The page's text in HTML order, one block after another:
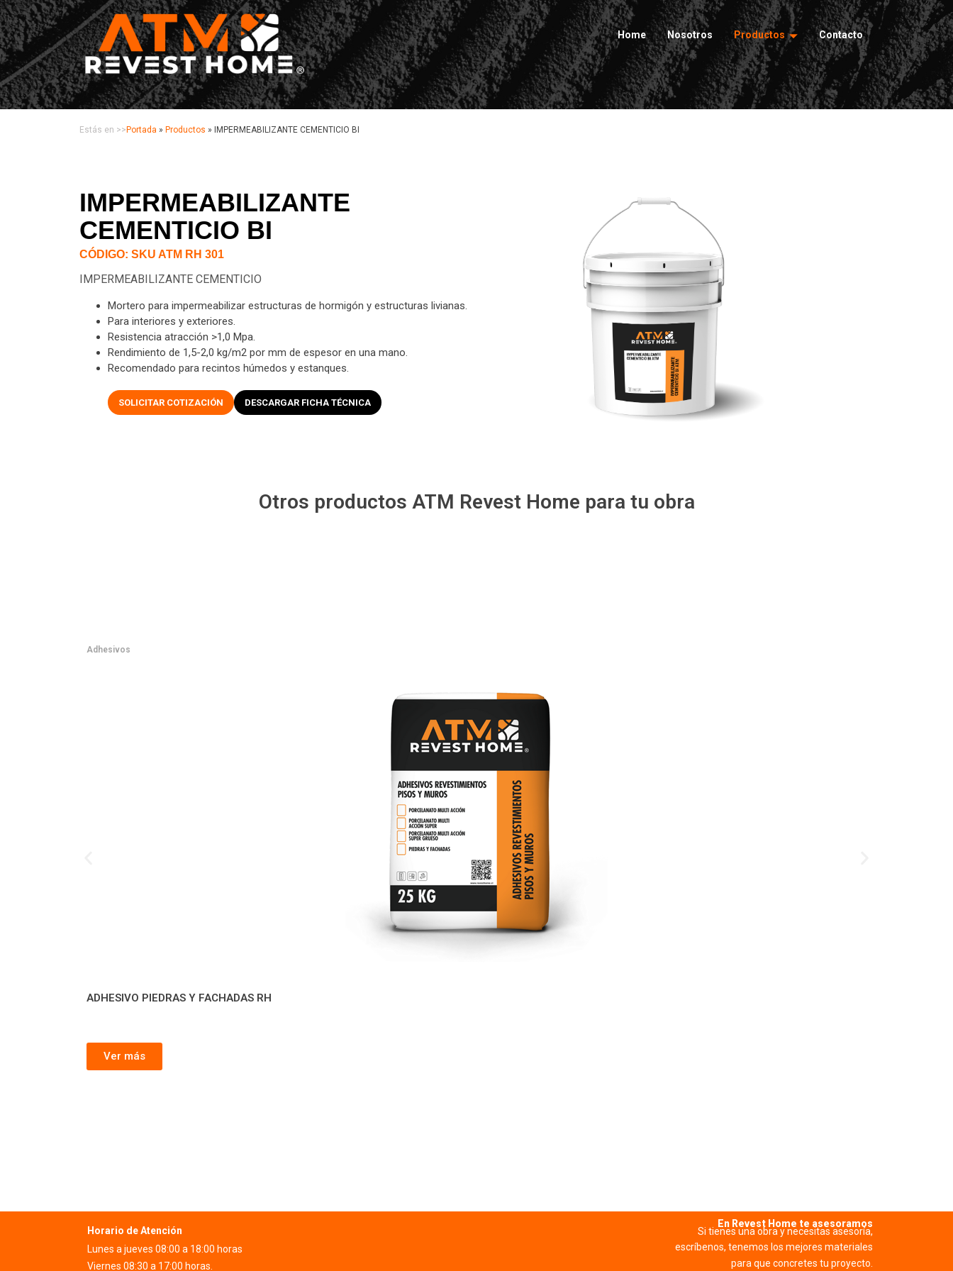
Home Nosotros Productos Contacto
Estás en >> Portada » Productos » IMPERMEABILIZANTE CEMENTICIO BI
IMPERMEABILIZANTE
CEMENTICIO BI
CÓDIGO: SKU ATM RH 301
IMPERMEABILIZANTE CEMENTICIO
Mortero para impermeabilizar estructuras de hormigón y estructuras livianas.
Para interiores y exteriores.
Resistencia atracción >1,0 Mpa.
Rendimiento de 1,5-2,0 kg/m2 por mm de espesor en una mano.
Recomendado para recintos húmedos y estanques.
SOLICITAR COTIZACIÓN DESCARGAR FICHA TÉCNICA
Adhesivos
ADHESIVO PIEDRAS Y FACHADAS RH
Ver más
Otros productos ATM Revest Home para tu obra
Horario de Atención
Lunes a jueves 08:00 a 18:00 horas
Viernes 08:30 a 17:00 horas.
En Revest Home te asesoramos
Si tienes una obra y necesitas asesoría,
escríbenos, tenemos los mejores materiales
para que concretes tu proyecto.